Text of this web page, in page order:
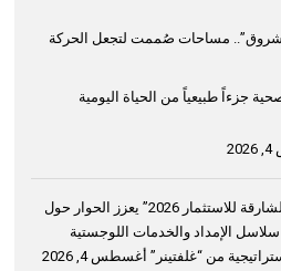
مساحات صُممت لتجعل الحركة
جزءاً طبيعياً من الحياة اليومية
“منتدى الشارقة للاستثمار 2026” يعزز الحوار حول
الإمداد والخدمات اللوجستية
من “غلفتينر” أغسطس 4, 2026